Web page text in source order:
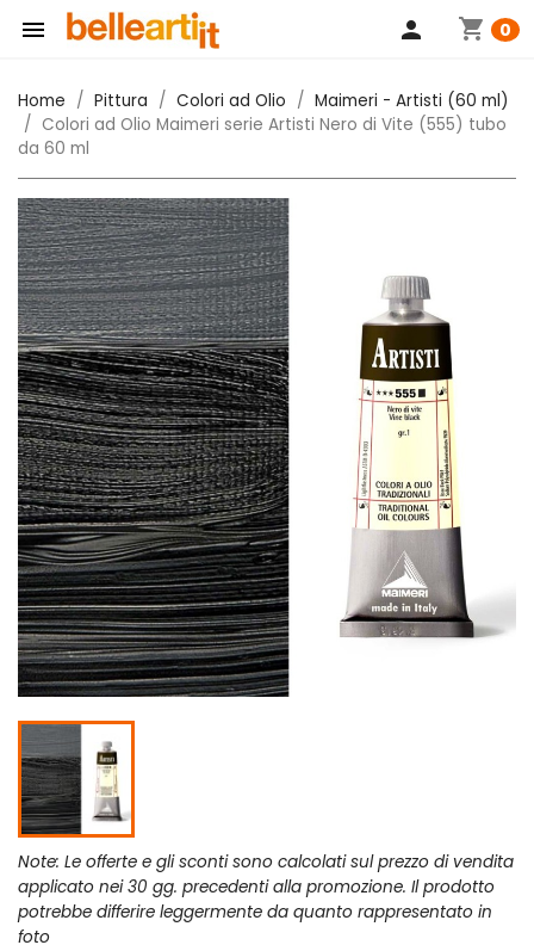
 shopping_cart 0
person
Home Pittura Colori ad Olio
Maimeri - Artisti (60 ml)
Colori ad Olio Maimeri serie Artisti Nero di Vite (555) tubo
da 60 ml
Note: Le offerte e gli sconti sono calcolati sul prezzo di vendita
applicato nei 30 gg. precedenti alla promozione. Il prodotto
potrebbe differire leggermente da quanto rappresentato in
foto